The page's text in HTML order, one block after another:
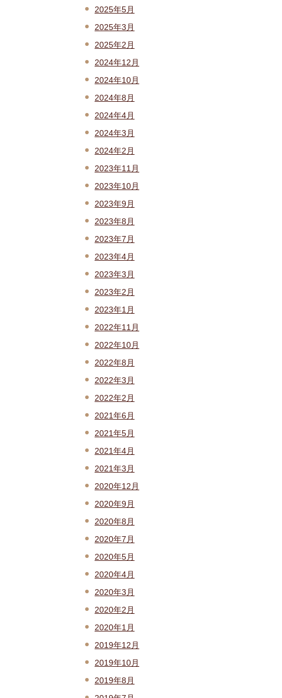
2025年5月
2025年3月
2025年2月
2024年12月
2024年10月
2024年8月
2024年4月
2024年3月
2024年2月
2023年11月
2023年10月
2023年9月
2023年8月
2023年7月
2023年4月
2023年3月
2023年2月
2023年1月
2022年11月
2022年10月
2022年8月
2022年3月
2022年2月
2021年6月
2021年5月
2021年4月
2021年3月
2020年12月
2020年9月
2020年8月
2020年7月
2020年5月
2020年4月
2020年3月
2020年2月
2020年1月
2019年12月
2019年10月
2019年8月